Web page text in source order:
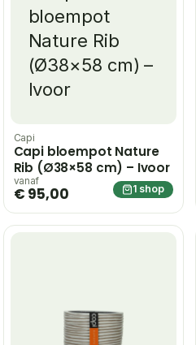
Capi
Capi bloempot Nature
Rib (Ø38×58 cm) – Ivoor
vanaf
€ 95,00 1 shop